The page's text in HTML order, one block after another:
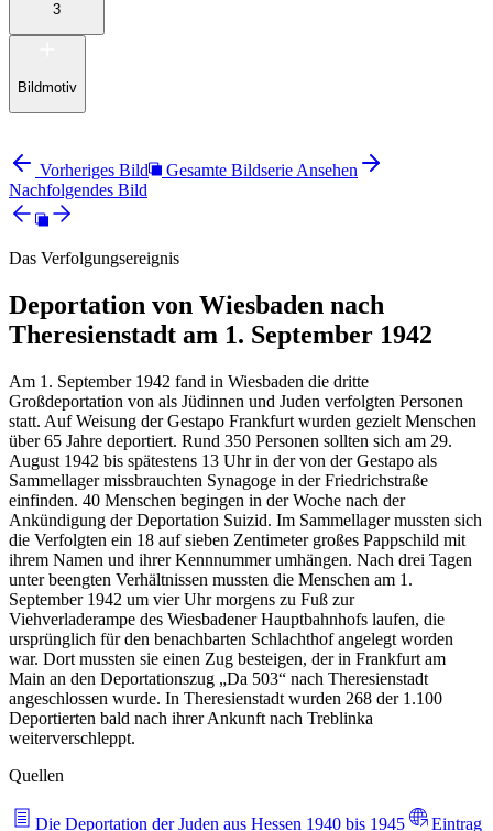
3
Bildmotiv
Vorheriges Bild
Gesamte Bildserie Ansehen
Nachfolgendes Bild
Das Verfolgungsereignis
Deportation von Wiesbaden nach
Theresienstadt am 1. September 1942
Am 1. September 1942 fand in Wiesbaden die dritte
Großdeportation von als Jüdinnen und Juden verfolgten Personen
statt. Auf Weisung der Gestapo Frankfurt wurden gezielt Menschen
über 65 Jahre deportiert. Rund 350 Personen sollten sich am 29.
August 1942 bis spätestens 13 Uhr in der von der Gestapo als
Sammellager missbrauchten Synagoge in der Friedrichstraße
einfinden. 40 Menschen begingen in der Woche nach der
Ankündigung der Deportation Suizid. Im Sammellager mussten sich
die Verfolgten ein 18 auf sieben Zentimeter großes Pappschild mit
ihrem Namen und ihrer Kennnummer umhängen. Nach drei Tagen
unter beengten Verhältnissen mussten die Menschen am 1.
September 1942 um vier Uhr morgens zu Fuß zur
Viehverladerampe des Wiesbadener Hauptbahnhofs laufen, die
ursprünglich für den benachbarten Schlachthof angelegt worden
war. Dort mussten sie einen Zug besteigen, der in Frankfurt am
Main an den Deportationszug „Da 503“ nach Theresienstadt
angeschlossen wurde. In Theresienstadt wurden 268 der 1.100
Deportierten bald nach ihrer Ankunft nach Treblinka
weiterverschleppt.
Quellen
Die Deportation der Juden aus Hessen 1940 bis 1945 Eintrag